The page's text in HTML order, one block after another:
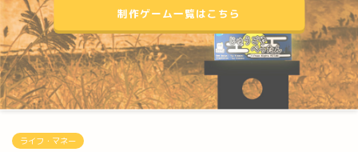
制作ゲーム一覧はこちら
ライフ・マネー